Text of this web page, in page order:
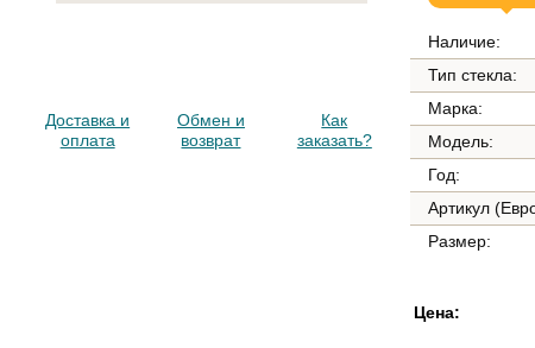
Доставка и
оплата
Обмен и
возврат
Как
заказать?
Наличие:
Тип стекла:
Марка:
Модель:
Год:
Артикул
Размер:
Цена: